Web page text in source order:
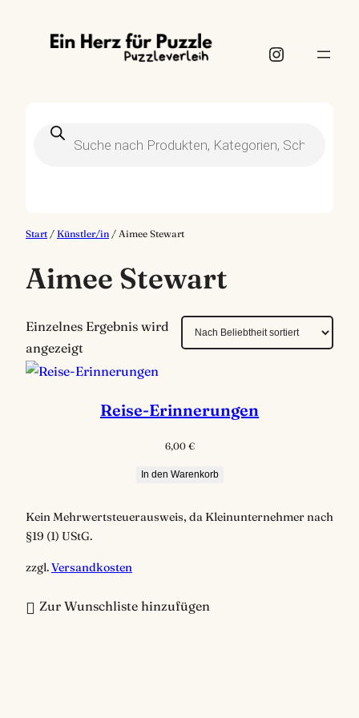
Instagram
Products
search
Start / Künstler/in / Aimee Stewart
Aimee Stewart
Einzelnes Ergebnis wird
angezeigt
Reise-Erinnerungen
6,00 €
In den Warenkorb
Kein Mehrwertsteuerausweis, da Kleinunternehmer nach
§19 (1) UStG.
zzgl.Versandkosten
Zur Wunschliste hinzufügen